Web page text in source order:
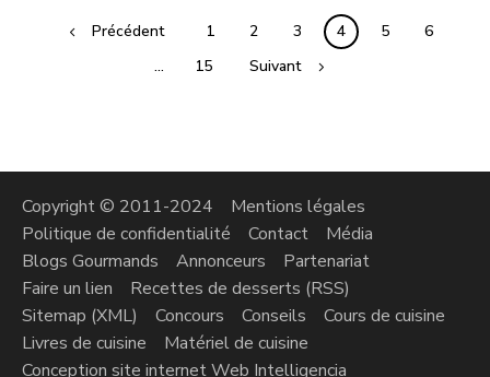
Précédent 1 2 3 4 5
6
…
15 Suivant
Copyright © 2011-2024
Mentions légales
Politique de confidentialité
Contact
Média
Blogs Gourmands
Annonceurs
Partenariat
Faire un lien
Recettes de desserts (RSS)
Sitemap (XML)
Concours Conseils
Cours de cuisine
Livres de cuisine
Matériel de cuisine
Conception site internet Web Intelligencia